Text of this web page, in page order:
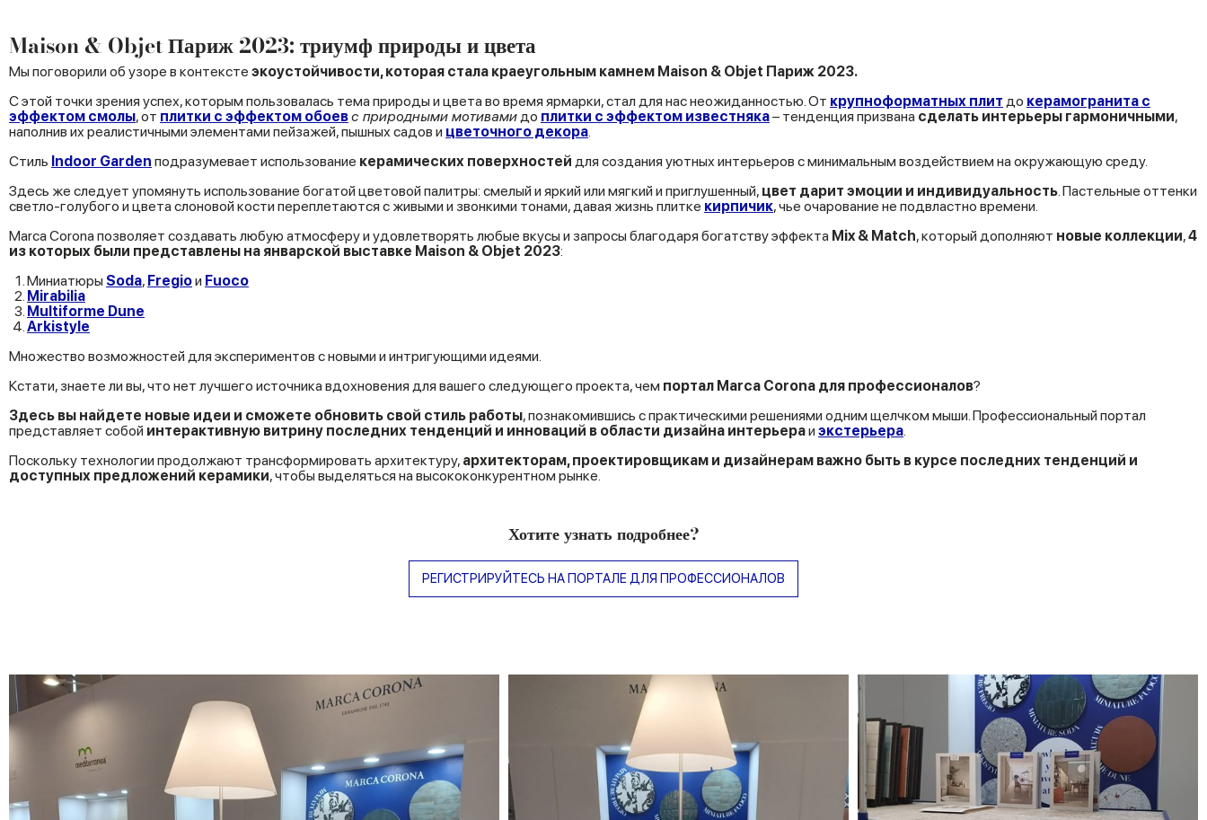
Maison & Objet Париж 2023: триумф природы и цвета
Мы поговорили об узоре в контексте экоустойчивости, которая стала краеугольным камнем Maison & Objet Париж 2023.
С этой точки зрения успех, которым пользовалась тема природы и цвета во время ярмарки, стал для нас неожиданностью. От крупноформатных плит до керамогранита с
эффектом смолы, от плитки с эффектом обоевс природными мотивамидо плитки с эффектом известняка– тенденция призвана сделать интерьеры гармоничными,
наполнив их реалистичными элементами пейзажей, пышных садов и цветочного декора.
Стиль Indoor Garden подразумевает использование керамических поверхностей для создания уютных интерьеров с минимальным воздействием на окружающую среду.
Здесь же следует упомянуть использование богатой цветовой палитры: смелый и яркий или мягкий и приглушенный, цвет дарит эмоции и индивидуальность. Пастельные оттенки
светло-голубого и цвета слоновой кости переплетаются с живыми и звонкими тонами, давая жизнь плитке кирпичик, чье очарование не подвластно времени.
Marca Corona позволяет создавать любую атмосферу и удовлетворять любые вкусы и запросы благодаря богатству эффекта Mix & Match, который дополняют новые коллекции,4
из которых были представлены на январской выставке Maison & Objet 2023:
Миниатюры Soda, Fregioи Fuoco
Mirabilia
Multiforme Dune
Arkistyle
Множество возможностей для экспериментов с новыми и интригующими идеями.
Кстати, знаете ли вы, что нет лучшего источника вдохновения для вашего следующего проекта, чем портал Marca Corona для профессионалов?
Здесь вы найдете новые идеи и сможете обновить свой стиль работы, познакомившись с практическими решениями одним щелчком мыши. Профессиональный портал
представляет собой интерактивную витрину последних тенденций и инноваций в области дизайна интерьераи экстерьера.
Поскольку технологии продолжают трансформировать архитектуру, архитекторам, проектировщикам и дизайнерам важно быть в курсе последних тенденций и
доступных предложений керамики, чтобы выделяться на высококонкурентном рынке.
Хотите узнать подробнее?
РЕГИСТРИРУЙТЕСЬ НА ПОРТАЛЕ ДЛЯ ПРОФЕССИОНАЛОВ